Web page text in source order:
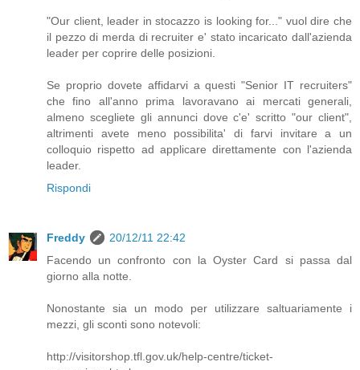
"Our client, leader in stocazzo is looking for..." vuol dire che
il pezzo di merda di recruiter e' stato incaricato dall'azienda
leader per coprire delle posizioni.
Se proprio dovete affidarvi a questi "Senior IT recruiters"
che fino all'anno prima lavoravano ai mercati generali,
almeno scegliete gli annunci dove c'e' scritto "our client",
altrimenti avete meno possibilita' di farvi invitare a un
colloquio rispetto ad applicare direttamente con l'azienda
leader.
Rispondi
Freddy
20/12/11 22:42
Facendo un confronto con la Oyster Card si passa dal
giorno alla notte.
Nonostante sia un modo per utilizzare saltuariamente i
mezzi, gli sconti sono notevoli:
http://visitorshop.tfl.gov.uk/help-centre/ticket-